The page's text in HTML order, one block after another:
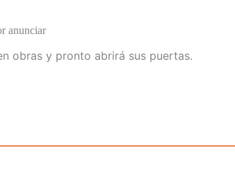
anunciar
obras y pronto abrirá sus puertas.